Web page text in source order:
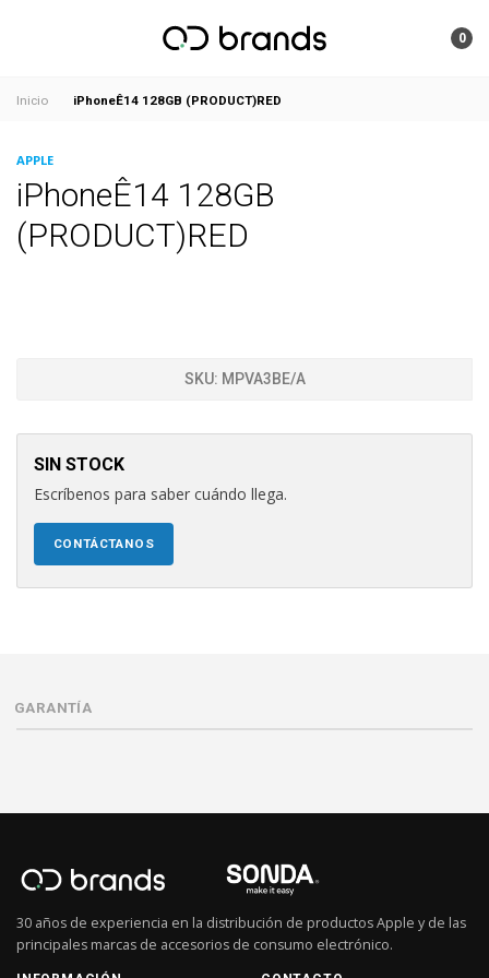
0
Inicio iPhoneÊ14 128GB (PRODUCT)RED
APPLE
iPhoneÊ14 128GB
(PRODUCT)RED
SKU: MPVA3BE/A
SIN STOCK
Escríbenos para saber cuándo llega.
CONTÁCTANOS
GARANTÍA
30 años de experiencia en la distribución de productos Apple y de las
principales marcas de accesorios de consumo electrónico.